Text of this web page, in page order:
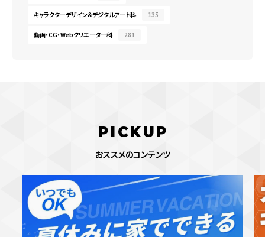
キャラクターデザイン＆デジタルアート科 135
動画・CG・Webクリエーター科 281
PICKUP
おススメのコンテンツ